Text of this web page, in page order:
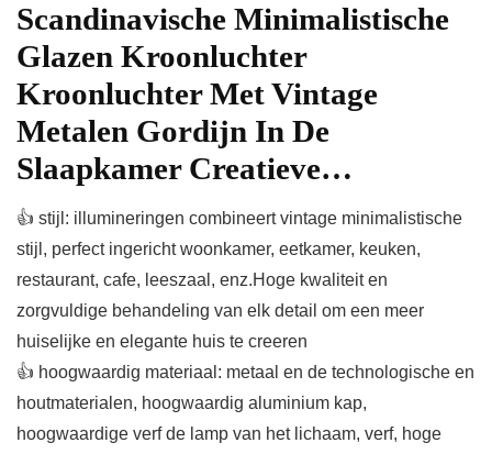
Scandinavische Minimalistische
Glazen Kroonluchter
Kroonluchter Met Vintage
Metalen Gordijn In De
Slaapkamer Creatieve…
👍 stijl: illumineringen combineert vintage minimalistische
stijl, perfect ingericht woonkamer, eetkamer, keuken,
restaurant, cafe, leeszaal, enz.Hoge kwaliteit en
zorgvuldige behandeling van elk detail om een meer
huiselijke en elegante huis te creeren
👍 hoogwaardig materiaal: metaal en de technologische en
houtmaterialen, hoogwaardig aluminium kap,
hoogwaardige verf de lamp van het lichaam, verf, hoge